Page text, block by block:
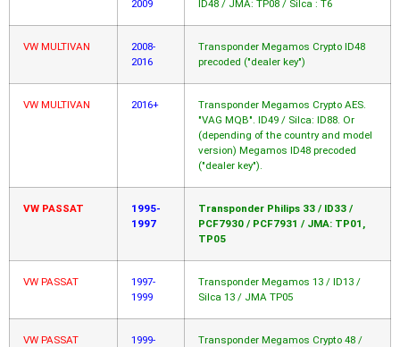
2009
ID48 / JMA: TP08 / Silca : T6
VW MULTIVAN
2008-
2016
Transponder Megamos Crypto ID48
precoded ("dealer key")
VW MULTIVAN 2016+
Transponder Megamos Crypto AES.
"VAG MQB". ID49 / Silca: ID88. Or
(depending of the country and model
version) Megamos ID48 precoded
("dealer key").
VW PASSAT
1995-
1997
Transponder Philips 33 / ID33 /
PCF7930 / PCF7931 / JMA: TP01,
TP05
VW PASSAT
1997-
1999
Transponder Megamos 13 / ID13 /
Silca 13 / JMA TP05
VW PASSAT
1999-
Transponder Megamos Crypto 48 /